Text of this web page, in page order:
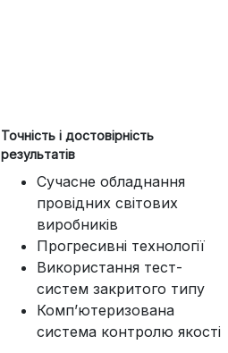
Точність і достовірність
результатів
Сучасне обладнання
провідних світових
виробників
Прогресивні технології
Використання тест-
систем закритого типу
Комп’ютеризована
система контролю якості